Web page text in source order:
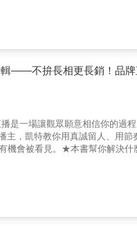
「敘事框架」，讓演算法主動
流，而是一門敘事藝術。」 當
品牌經營者，還是企業行銷主
籍教的是「如何下標籤」、「
到 TikTok），這套邏輯依
在於「高維度的實戰背書」
➤創作者Before：每天發片但
：投放廣告太貴，自家產品很
小編Before：老闆要求社群要
績單，成為數位行銷專家。
――不拚長相更長銷！品
是一場讓觀眾願意相信你的過
，凱特教你用真誠留人、用
機會被看見。★本書幫你解決
、何時收斂。❹ 不會選品、不
建立直播 SOP。★本書為你
般自然。【鏡頭心態】找到被